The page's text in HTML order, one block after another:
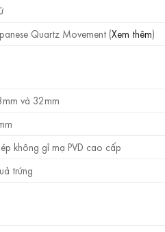
Quartz Movement (Xem thêm)
và 32mm
không gỉ mạ PVD cao cấp
trứng